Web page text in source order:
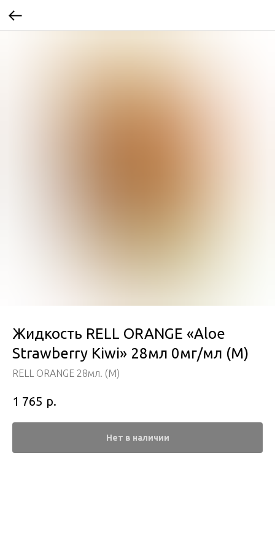
Жидкость RELL ORANGE «Aloe
Strawberry Kiwi» 28мл 0мг/мл (M)
RELL ORANGE 28мл. (M)
1 765 р.
Нет в наличии